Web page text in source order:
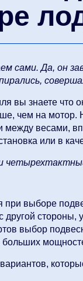
сами. Да, он
вы знаете что
чем на
между весами,
или в
выборе
с другой
выбор